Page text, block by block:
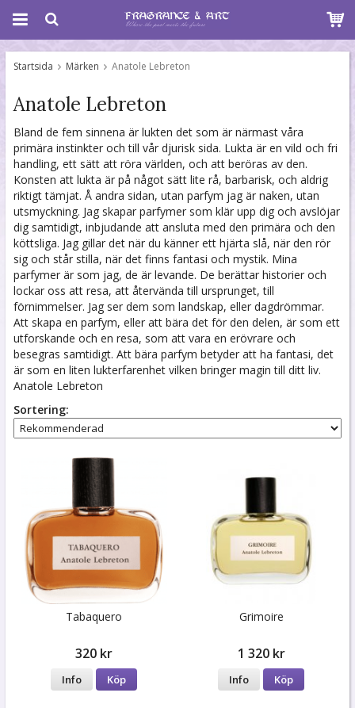
Startsida Märken Anatole Lebreton
Anatole Lebreton
Bland de fem sinnena är lukten det som är närmast våra
primära instinkter och till vår djurisk sida. Lukta är en vild och fri
handling, ett sätt att röra världen, och att beröras av den.
Konsten att lukta är på något sätt lite rå, barbarisk, och aldrig
riktigt tämjat. Å andra sidan, utan parfym jag är naken, utan
utsmyckning. Jag skapar parfymer som klär upp dig och avslöjar
dig samtidigt, inbjudande att ansluta med den primära och den
köttsliga. Jag gillar det när du känner ett hjärta slå, när den rör
sig och står stilla, när det finns fantasi och mystik. Mina
parfymer är som jag, de är levande. De berättar historier och
lockar oss att resa, att återvända till ursprunget, till
förnimmelser. Jag ser dem som landskap, eller dagdrömmar.
Att skapa en parfym, eller att bära det för den delen, är som ett
utforskande och en resa, som att vara en erövrare och
besegras samtidigt. Att bära parfym betyder att ha fantasi, det
är som en liten lukterfarenhet vilken bringer magin till ditt liv.
Anatole Lebreton
Sortering:
Tabaquero
320 kr
Info Köp
Grimoire
1 320 kr
Info Köp